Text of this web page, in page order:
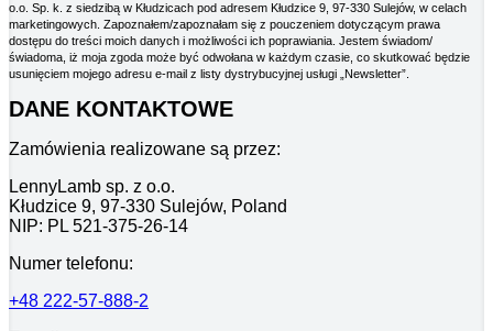
o.o. Sp. k. z siedzibą w Kłudzicach pod adresem Kłudzice 9, 97-330 Sulejów, w celach
marketingowych. Zapoznałem/zapoznałam się z pouczeniem dotyczącym prawa
dostępu do treści moich danych i możliwości ich poprawiania. Jestem świadom/
świadoma, iż moja zgoda może być odwołana w każdym czasie, co skutkować będzie
usunięciem mojego adresu e-mail z listy dystrybucyjnej usługi „Newsletter”.
DANE KONTAKTOWE
Zamówienia realizowane są przez:
LennyLamb sp. z o.o.
Kłudzice 9, 97-330 Sulejów, Poland
NIP: PL 521-375-26-14
Numer telefonu:
+48 222-57-888-2